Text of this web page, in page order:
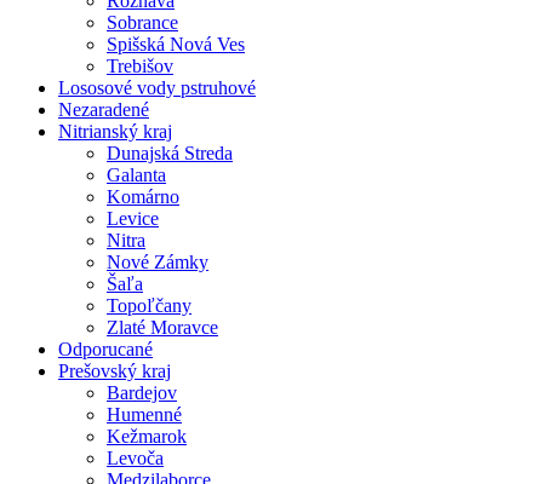
Sobrance
Spišská Nová Ves
Trebišov
Lososové vody pstruhové
Nezaradené
Nitrianský kraj
Dunajská Streda
Galanta
Komárno
Levice
Nitra
Nové Zámky
Šaľa
Topoľčany
Zlaté Moravce
Odporucané
Prešovský kraj
Bardejov
Humenné
Kežmarok
Levoča
Medzilaborce